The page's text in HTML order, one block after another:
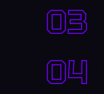
03
04